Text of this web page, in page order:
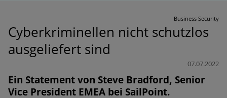
Welle an Social-Engineering-Betrugsmaschen und
Identitätsdiebstahl
Exponentiell wachsende Risiken, eine immer
unübersichtlichere Cyber-Bedrohungslage – was CISOs jetzt
Digitale Assets aller Arten im Fokus der aktuellen Cyber-
Business Security
Cyberkriminellen nicht schutzlos
ausgeliefert sind
07.07.2022
Ein Statement von Steve Bradford, Senior
Vice President EMEA bei SailPoint.